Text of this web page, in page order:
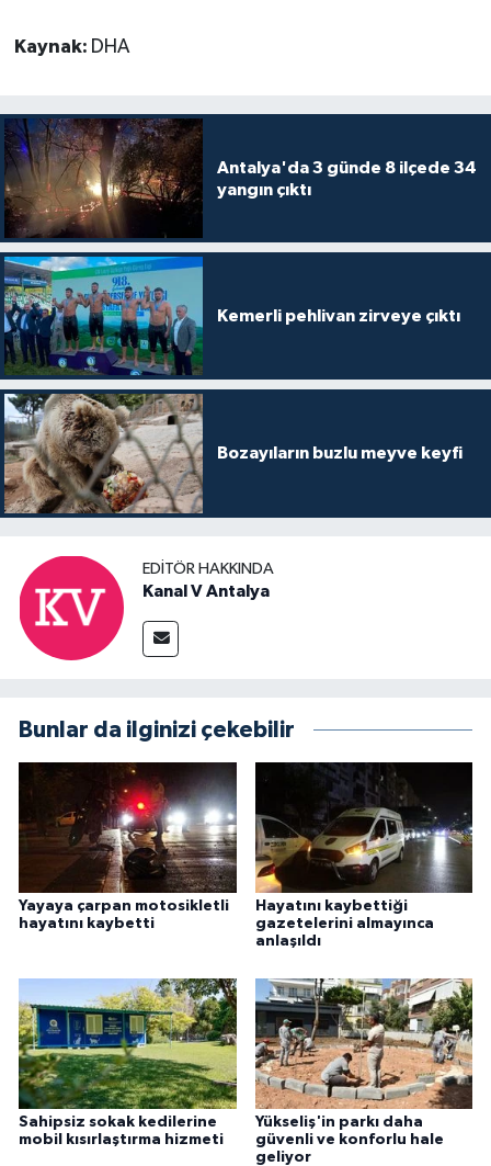
Kaynak: DHA
Antalya'da 3 günde 8 ilçede 34
yangın çıktı
Kemerli pehlivan zirveye çıktı
Bozayıların buzlu meyve keyfi
EDITÖR HAKKINDA
Kanal V Antalya
Bunlar da ilginizi çekebilir
Yayaya çarpan motosikletli
hayatını kaybetti
Hayatını kaybettiği
gazetelerini almayınca
anlaşıldı
Sahipsiz sokak kedilerine
mobil kısırlaştırma hizmeti
Yükseliş'in parkı daha
güvenli ve konforlu hale
geliyor